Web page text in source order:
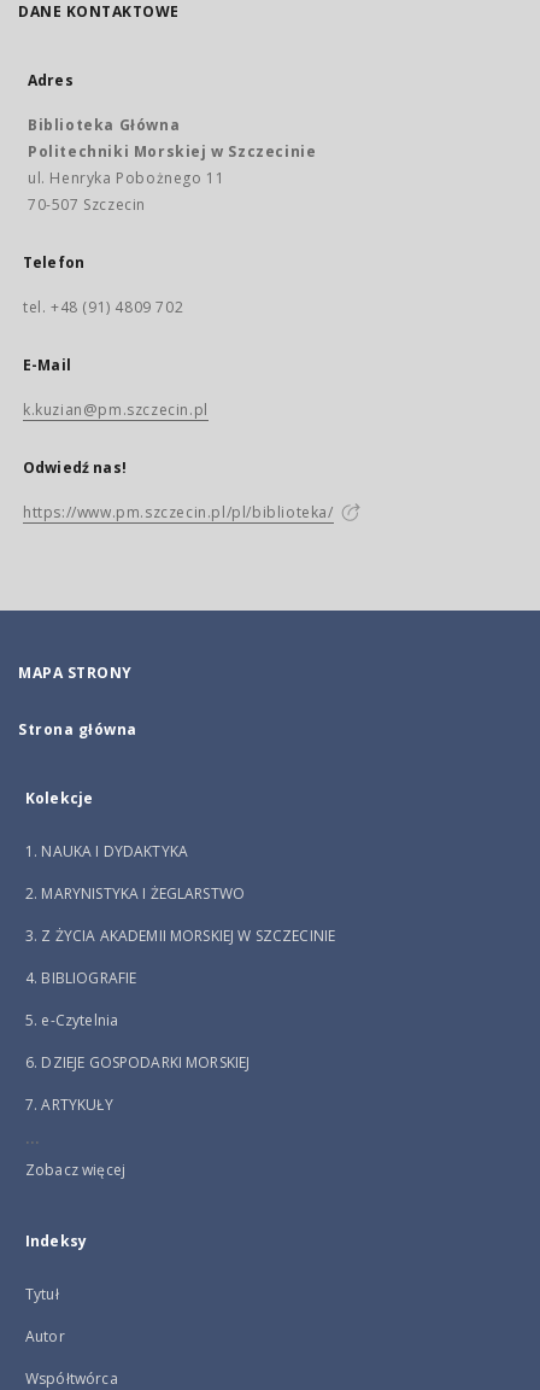
DANE KONTAKTOWE
Adres
Biblioteka Główna
Politechniki Morskiej w Szczecinie
ul. Henryka Pobożnego 11
70-507 Szczecin
Telefon
tel. +48 (91) 4809 702
E-Mail
k.kuzian@pm.szczecin.pl
Odwiedź nas!
https://www.pm.szczecin.pl/pl/biblioteka/
MAPA STRONY
Strona główna
Kolekcje
1. NAUKA I DYDAKTYKA
2. MARYNISTYKA I ŻEGLARSTWO
3. Z ŻYCIA AKADEMII MORSKIEJ W SZCZECINIE
4. BIBLIOGRAFIE
5. e-Czytelnia
6. DZIEJE GOSPODARKI MORSKIEJ
7. ARTYKUŁY
...
Zobacz więcej
Indeksy
Tytuł
Autor
Współtwórca